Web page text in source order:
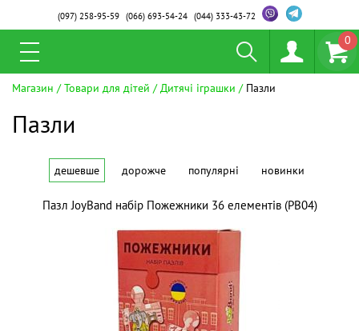
(097)258-95-59 (066)693-54-24 (044)333-43-72
0
Магазин Товари для дітей Дитячі іграшки Пазли
Пазли
дешевше дорожче популярні новинки
Пазл JoyBand набір Пожежники 36 елементів (PB04)